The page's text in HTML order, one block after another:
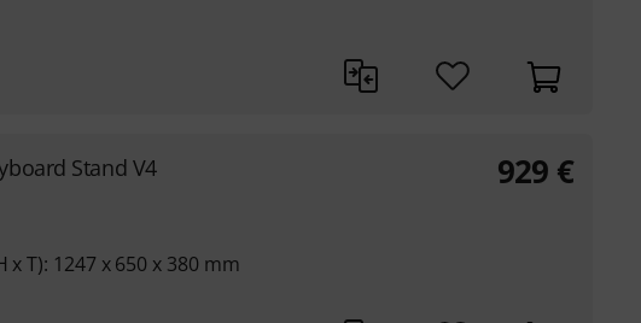
Stand V4
x T): 1247 x 650 x 380 mm
929 €